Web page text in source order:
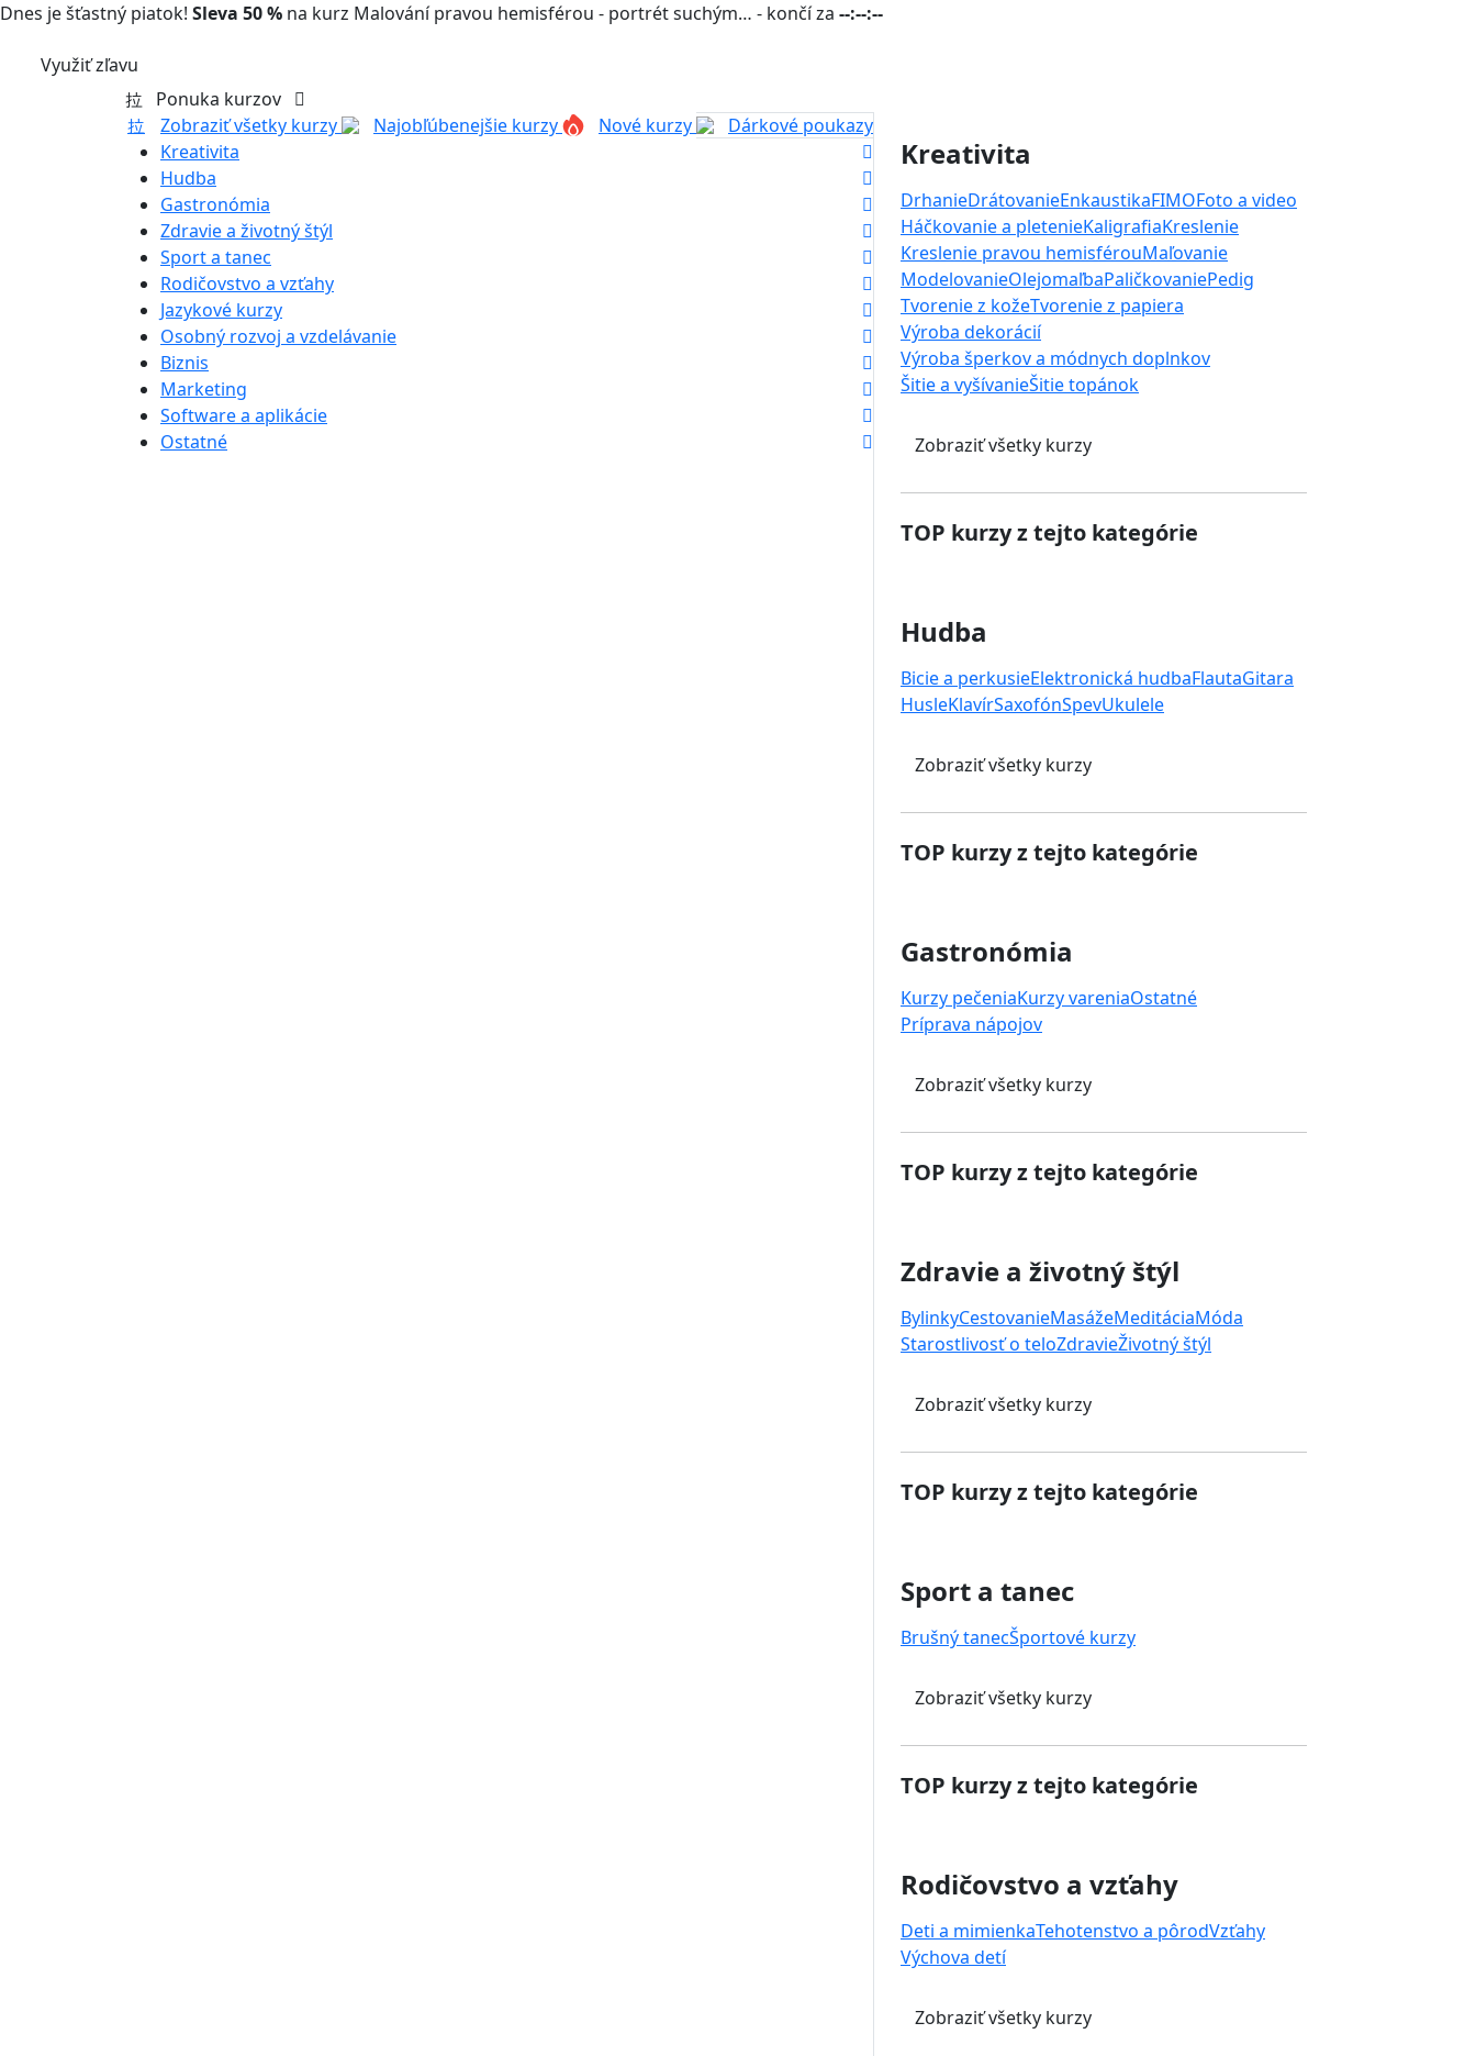
Dnes je šťastný piatok! Sleva 50 % na kurz Malování pravou hemisférou - portrét suchým… - končí za --:--:--
Využiť zľavu
Ponuka kurzov
Zobraziť všetky kurzy
Najobľúbenejšie kurzy Nové kurzy
Dárkové poukazy
Kreativita
Hudba
Gastronómia
Zdravie a životný štýl
Sport a tanec
Rodičovstvo a vzťahy
Jazykové kurzy
Osobný rozvoj a vzdelávanie
Biznis
Marketing
Software a aplikácie
Ostatné
Kreativita
DrhanieDrátovanieEnkaustikaFIMOFoto a video
Háčkovanie a pletenieKaligrafiaKreslenie
Kreslenie pravou hemisférouMaľovanie
ModelovanieOlejomaľbaPaličkovaniePedig
Tvorenie z kožeTvorenie z papiera
Výroba dekorácií
Výroba šperkov a módnych doplnkov
Šitie a vyšívanieŠitie topánok
Zobraziť všetky kurzy
TOP kurzy z tejto kategórie
Hudba
Bicie a perkusieElektronická hudbaFlautaGitara
HusleKlavírSaxofónSpevUkulele
Zobraziť všetky kurzy
TOP kurzy z tejto kategórie
Gastronómia
Kurzy pečeniaKurzy vareniaOstatné
Príprava nápojov
Zobraziť všetky kurzy
TOP kurzy z tejto kategórie
Zdravie a životný štýl
BylinkyCestovanieMasážeMeditáciaMóda
Starostlivosť o teloZdravieŽivotný štýl
Zobraziť všetky kurzy
TOP kurzy z tejto kategórie
Sport a tanec
Brušný tanecŠportové kurzy
Zobraziť všetky kurzy
TOP kurzy z tejto kategórie
Rodičovstvo a vzťahy
Deti a mimienkaTehotenstvo a pôrodVzťahy
Výchova detí
Zobraziť všetky kurzy